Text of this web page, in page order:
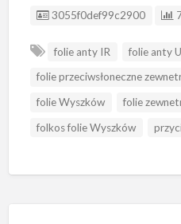
Listing ID
3055f0def99c2900
folie anty IR
folie anty
folie przeciwsłoneczne
folie Wyszków
folie
folkos folie Wyszków